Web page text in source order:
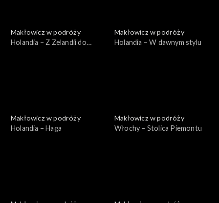
Makłowicz w podróży
Holandia – Z Zelandii do
Makłowicz w podróży
Holandia – W dawnym stylu
Makłowicz w podróży
Holandia – Haga
Makłowicz w podróży
Włochy – Stolica Piemontu